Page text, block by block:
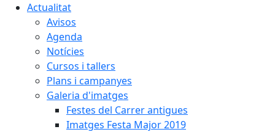
Actualitat
Avisos
Agenda
Notícies
Cursos i tallers
Plans i campanyes
Galeria d'imatges
Festes del Carrer antigues
Imatges Festa Major 2019